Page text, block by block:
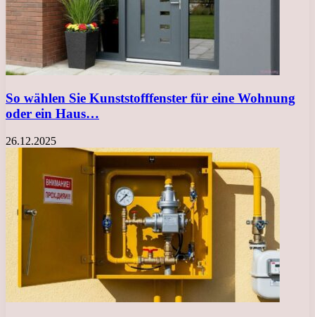
So wählen Sie Kunststofffenster für eine Wohnung
oder ein Haus…
26.12.2025